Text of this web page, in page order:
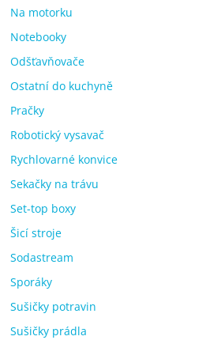
Na motorku
Notebooky
Odšťavňovače
Ostatní do kuchyně
Pračky
Robotický vysavač
Rychlovarné konvice
Sekačky na trávu
Set-top boxy
Šicí stroje
Sodastream
Sporáky
Sušičky potravin
Sušičky prádla